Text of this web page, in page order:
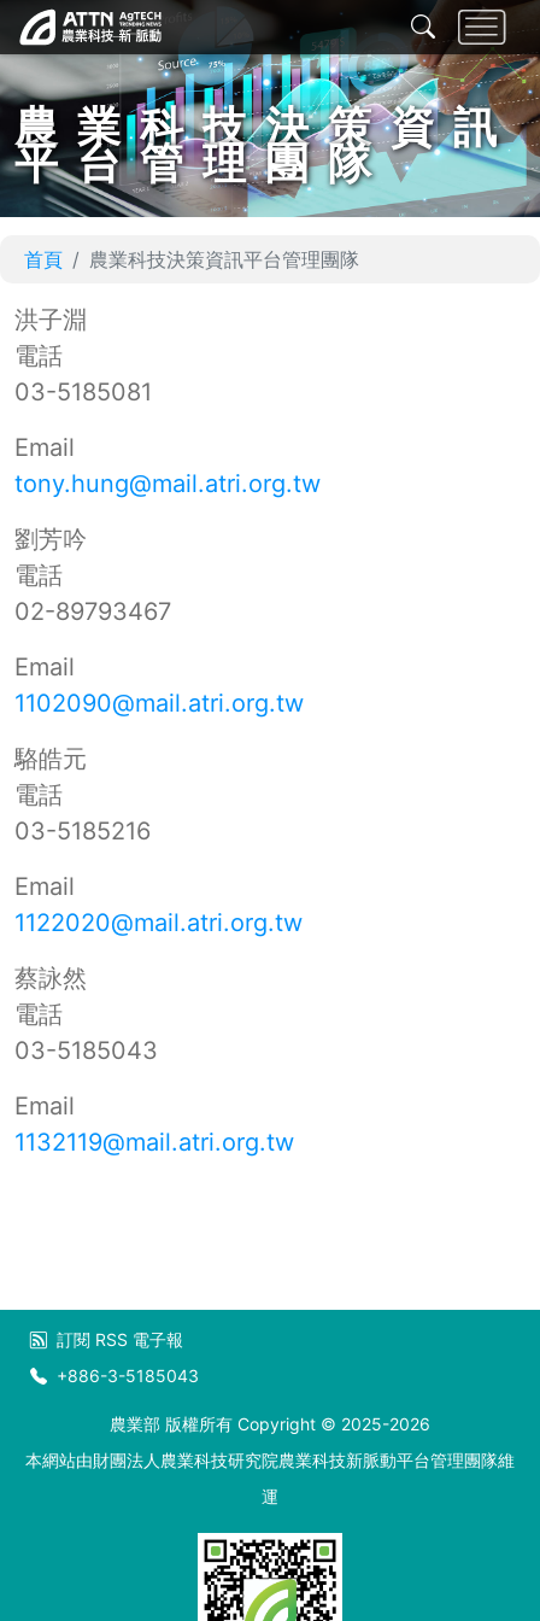
農業科技決策資訊
平台管理團隊
首頁 農業科技決策資訊平台管理團隊
洪子淵
電話
03-5185081
Email
tony.hung@mail.atri.org.tw
劉芳吟
電話
02-89793467
Email
1102090@mail.atri.org.tw
駱皓元
電話
03-5185216
Email
1122020@mail.atri.org.tw
蔡詠然
電話
03-5185043
Email
1132119@mail.atri.org.tw
訂閱 RSS 電子報
+886-3-5185043
農業部 版權所有 Copyright © 2025-2026
本網站由財團法人農業科技研究院農業科技新脈動平台管理團隊維
運